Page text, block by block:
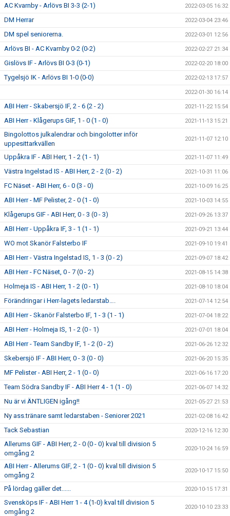
AC Kvarnby - Arlövs BI 3-3 (2-1) 2022-03-05 16:32
DM Herrar 2022-03-04 23:46
DM spel seniorerna. 2022-03-01 12:56
Arlövs BI - AC Kvarnby 0-2 (0-2) 2022-02-27 21:34
Gislövs IF - Arlövs BI 0-3 (0-1) 2022-02-20 18:00
Tygelsjö IK - Arlövs BI 1-0 (0-0) 2022-02-13 17:57
2022-01-30 16:14
ABI Herr - Skabersjö IF, 2 - 6 (2 - 2) 2021-11-22 15:54
ABI Herr - Klågerups GIF, 1 - 0 (1 - 0) 2021-11-13 15:21
Bingolottos julkalendrar och bingolotter inför
uppesittarkvällen
2021-11-07 12:10
Uppåkra IF - ABI Herr, 1 - 2 (1 - 1) 2021-11-07 11:49
Västra Ingelstad IS - ABI Herr, 2 - 2 (0 - 2) 2021-10-31 11:06
FC Näset - ABI Herr, 6 - 0 (3 - 0) 2021-10-09 16:25
ABI Herr - MF Pelister, 2 - 0 (1 - 0) 2021-10-03 14:55
Klågerups GIF - ABI Herr, 0 - 3 (0 - 3) 2021-09-26 13:37
ABI Herr - Uppåkra IF, 3 - 1 (1 - 1) 2021-09-21 13:44
WO mot Skanör Falsterbo IF 2021-09-10 19:41
ABI Herr - Västra Ingelstad IS, 1 - 3 (0 - 2) 2021-09-07 18:42
ABI Herr - FC Näset, 0 - 7 (0 - 2) 2021-08-15 14:38
Holmeja IS - ABI Herr, 1 - 2 (0 - 1) 2021-08-10 18:04
Förändringar i Herr-lagets ledarstab…. 2021-07-14 12:54
ABI Herr - Skanör Falsterbo IF, 1 - 3 (1 - 1) 2021-07-04 18:22
ABI Herr - Holmeja IS, 1 - 2 (0 - 1) 2021-07-01 18:04
ABI Herr - Team Sandby IF, 1 - 2 (0 - 2) 2021-06-26 12:32
Skebersjö IF - ABI Herr, 0 - 3 (0 - 0) 2021-06-20 15:35
MF Pelister - ABI Herr, 2 - 1 (0 - 0) 2021-06-16 17:20
Team Södra Sandby IF - ABI Herr 4 - 1 (1 - 0) 2021-06-07 14:32
Nu är vi ÄNTLIGEN igång!! 2021-05-27 21:53
Ny ass.tränare samt ledarstaben - Seniorer 2021 2021-02-08 16:42
Tack Sebastian 2020-12-16 12:30
Allerums GIF - ABI Herr, 2 - 0 (0 - 0) kval till division 5
omgång 2
2020-10-24 16:59
ABI Herr - Allerums GIF, 2 - 1 (0 - 0) kval till division 5
omgång 2
2020-10-17 15:50
På lördag gäller det...... 2020-10-15 17:31
Svensköps IF - ABI Herr 1 - 4 (1-0) kval till division 5
omgång 2
2020-10-10 23:33